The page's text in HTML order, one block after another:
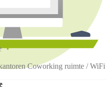
Coworking ruimte / WiFi